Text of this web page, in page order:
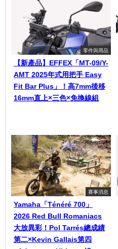
零件與用品
【新產品】EFFEX「MT-09/Y-
AMT 2025年式用把手 Easy
Fit Bar Plus」！高7mm後移
16mm直上×三色×免換線組
賽事消息
Yamaha「Ténéré 700」
2026 Red Bull Romaniacs
大放異彩！Pol Tarrés總成績
第二×Kevin Gallais第四